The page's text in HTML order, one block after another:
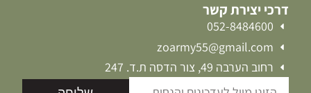
דרכי יצירת קשר
052-8484600
zoarmy55@gmail.com
רחוב הערבה 49, צור הדסה ת.ד. 247